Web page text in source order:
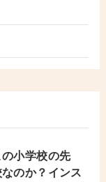
小学校の先
のか？インス